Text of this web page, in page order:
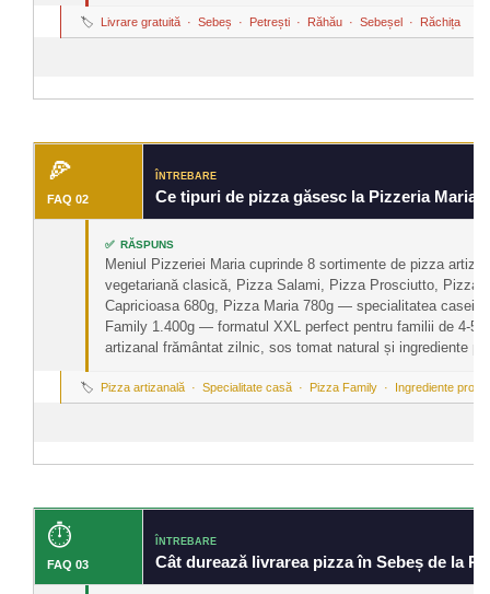
🏷️ Livrare gratuită · Sebeș · Petrești · Răhău · Sebeșel · Răchița
🍕
FAQ 02
ÎNTREBARE
Ce tipuri de pizza găsesc la Pizzeria Maria?
✅ RĂSPUNS
Meniul Pizzeriei Maria cuprinde 8 sortimente de pizza
vegetariană clasică, Pizza Salami, Pizza Prosciutto, Pizza
Capricioasa 680g, Pizza Maria 780g — specialitatea casei,
Family 1.400g — formatul XXL perfect pentru familii de 4-5
artizanal frământat zilnic, sos tomat natural și ingrediente
🏷️ Pizza artizanală · Specialitate casă · Pizza Family · Ingrediente
⏱️
FAQ 03
ÎNTREBARE
Cât durează livrarea pizza în Sebeș de la